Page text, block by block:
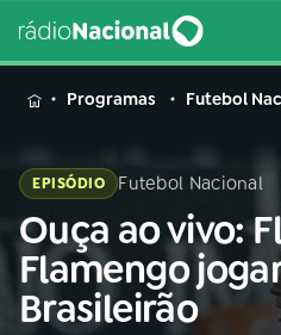
MENU
Buscar
na
Rádio
Nacional
Buscar
Programas Futebol
EPISÓDIO Futebol Nacional
Ouça ao vivo:
Flamengo
Brasileirão